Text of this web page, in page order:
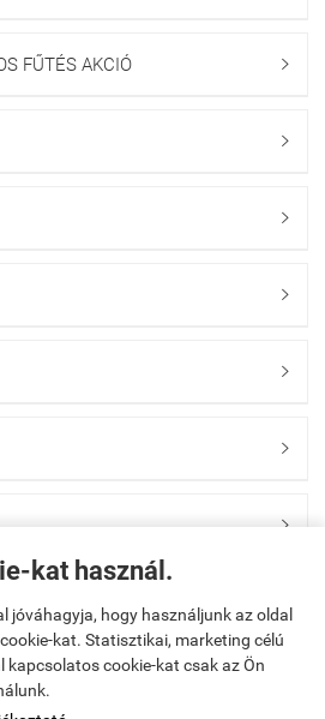
kat használ.
jóváhagyja, hogy használjunk az oldal
kat. Statisztikai, marketing célú
kapcsolatos cookie-kat csak az Ön
FŰTÉS AKCIÓ 






|Kosár tartalma, megrendelés|